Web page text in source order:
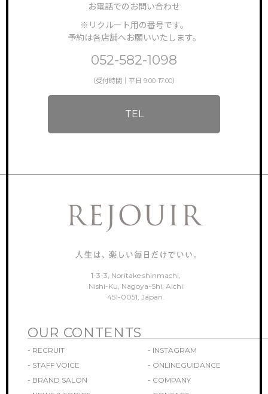
BRAND SALON サロン一覧
NEWS & TOPICS 新着情報
INSTAGRAM 公式インスタグラム
お電話でのお問い合わせ
※リクルート用の番号です。
予約は各店舗へお願いいたします。
052-582-1098
（受付時間｜平日 9:00-17:00）
TEL
1-3-3, Noritake shinmachi,
Nishi-Ku, Nagoya-Shi, Aichi
451-0051, Japan.
OUR CONTENTS
- RECRUIT
- INSTAGRAM
- STAFF VOICE
- ONLINEGUIDANCE
- BRAND SALON
- COMPANY